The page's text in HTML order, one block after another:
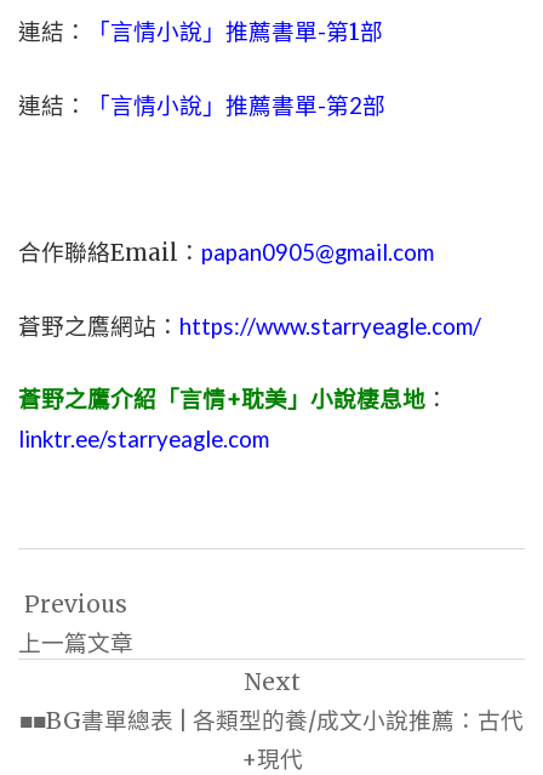
連結： 「言情小說」推薦書單-第1部
連結： 「言情小說」推薦書單-第2部
合作聯絡Email： papan0905@gmail.com
蒼野之鷹網站： https://www.starryeagle.com/
蒼野之鷹介紹「言情+耽美」小說棲息地 ：
linktr.ee/starryeagle.com
章
導
覽
Previous
上一篇文章
Next
■■BG書單總表 | 各類型的養/成文小說推薦：古代
+現代